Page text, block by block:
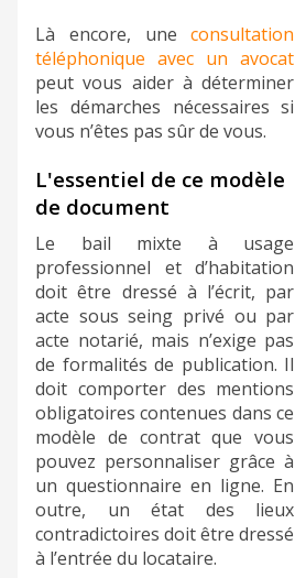
Là encore, uneconsultation
téléphonique avec un avocat
peut vous aider à déterminer
les démarches nécessaires si
vous n’êtes pas sûr de vous.
L'essentiel de ce modèle
de document
Le bail mixte à usage
professionnel et d’habitation
doit être dressé à l’écrit, par
acte sous seing privé ou par
acte notarié, mais n’exige pas
de formalités de publication. Il
doit comporter des mentions
obligatoires contenues dans ce
modèle de contrat que vous
pouvez personnaliser grâce à
un questionnaire en ligne. En
outre, un état des lieux
contradictoires doit être dressé
à l’entrée du locataire.